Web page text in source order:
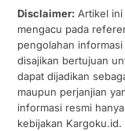
Disclaimer:Artikel ini
mengacu pada
pengolahan
disajikan bertujuan
dapat dijadikan
maupun perjanjian
informasi resmi
kebijakan